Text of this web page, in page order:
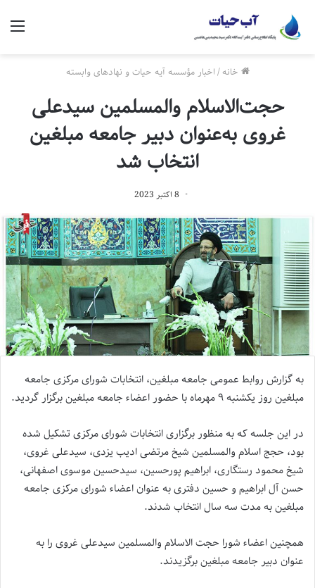
خانه/اخبار مؤسسه آیه حیات و نهادهای وابسته
️حجت‌الاسلام والمسلمین سیدعلی
غروی به‌عنوان دبیر جامعه مبلغین
انتخاب شد
8 اکتبر 2023
به گزارش روابط عمومی جامعه مبلغین، انتخابات شورای مرکزی جامعه
مبلغین روز یکشنبه ۹ مهرماه با حضور اعضاء جامعه مبلغین برگزار گردید‌.
در این جلسه که به منظور برگزاری انتخابات شورای مرکزی تشکیل شده
بود، حجج اسلام والمسلمین شیخ مرتضی ادیب یزدی، سیدعلی غروی،
شیخ محمود رستگاری، ابراهیم پورحسین، سیدحسین موسوی اصفهانی،
حسن آل ابراهیم و حسین دفتری به عنوان اعضاء شورای مرکزی جامعه
مبلغین به مدت سه سال انتخاب شدند.
همچنین اعضاء شورا حجت الاسلام والمسلمین سیدعلی غروی را به
عنوان دبیر جامعه مبلغین برگزیدند.